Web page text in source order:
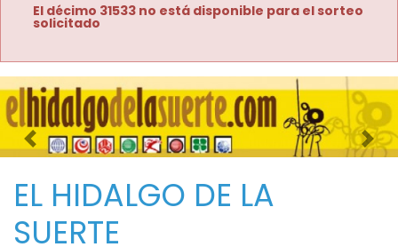
El décimo 31533 no está disponible para el sorteo
solicitado
Imagen anterior
EL HIDALGO DE LA
SUERTE